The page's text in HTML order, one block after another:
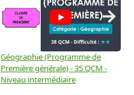
Géographie (Programme de
Première générale) - 35 QCM -
Niveau intermédiaire
→